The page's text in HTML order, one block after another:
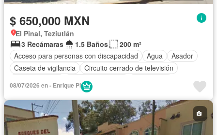
$ 650,000 MXN
El Pinal, Teziutlán
3 Recámaras
1.5 Baños
200 m²
Acceso para personas con discapacidad
Agua
Asador
Caseta de vigilancia
Circuito cerrado de televisión
Cuarto de servicio
Gas natural
Recámara con closet
Seguridad
Televisión por cable
Wifi
Zonas verdes Sin amueblar
08/07/2026 en - Enrique PI